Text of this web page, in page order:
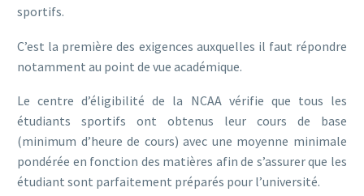
sportifs.
C’est la première des exigences auxquelles il faut répondre
notamment au point de vue académique.
Le centre d’éligibilité de la NCAA vérifie que tous les
étudiants sportifs ont obtenus leur cours de base
(minimum d’heure de cours) avec une moyenne minimale
pondérée en fonction des matières afin de s’assurer que les
étudiant sont parfaitement préparés pour l’université.